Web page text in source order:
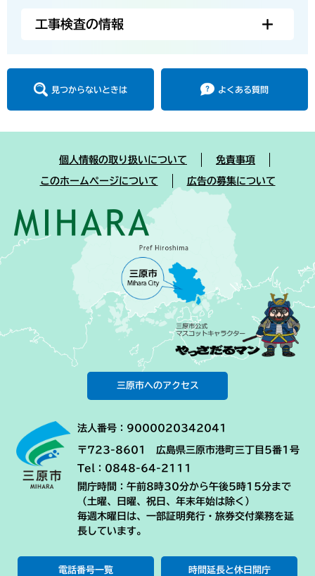
工事検査の情報
見つからないときは よくある質問
個人情報の取り扱いについて 免責事項
このホームページについて 広告の募集について
三原市へのアクセス
法人番号：9000020342041
〒723-8601 広島県三原市港町三丁目5番1号
Tel：0848-64-2111
開庁時間：午前8時30分から午後5時15分まで
（土曜、日曜、祝日、年末年始は除く）
毎週木曜日は、一部証明発行・旅券交付業務を延
長しています。
電話番号一覧 時間延長と休日開庁